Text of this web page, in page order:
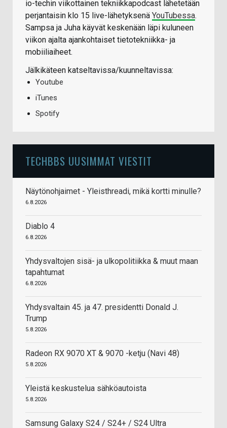
io-techin viikottainen tekniikkapodcast lähetetään
perjantaisin klo 15 live-lähetyksenä YouTubessa.
Sampsa ja Juha käyvät keskenään läpi kuluneen
viikon ajalta ajankohtaiset tietotekniikka- ja
mobiiliaiheet.
Jälkikäteen katseltavissa/kuunneltavissa:
Youtube
iTunes
Spotify
TECHBBS UUSIMMAT VIESTIT
Näytönohjaimet - Yleisthreadi, mikä kortti minulle?
6.8.2026
Diablo 4
6.8.2026
Yhdysvaltojen sisä- ja ulkopolitiikka & muut maan
tapahtumat
6.8.2026
Yhdysvaltain 45. ja 47. presidentti Donald J.
Trump
5.8.2026
Radeon RX 9070 XT & 9070 -ketju (Navi 48)
5.8.2026
Yleistä keskustelua sähköautoista
5.8.2026
Samsung Galaxy S24 / S24+ / S24 Ultra